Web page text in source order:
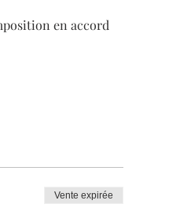
en accord
Vente expirée